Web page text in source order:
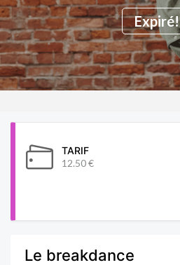
Expiré!
TARIF
12.50 €
Le breakdance